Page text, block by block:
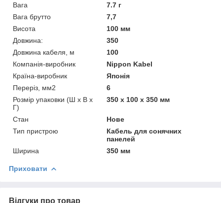
Вага
7.7 г
Вага брутто
7,7
Висота
100 мм
Довжина:
350
Довжина кабеля, м
100
Компанія-виробник
Nippon Kabel
Країна-виробник
Японія
Переріз, мм2
6
Розмір упаковки (Ш х В х
Г)
350 x 100 x 350 мм
Стан
Нове
Тип пристрою
Кабель для сонячних
панелей
Ширина
350 мм
Приховати
Відгуки про товар